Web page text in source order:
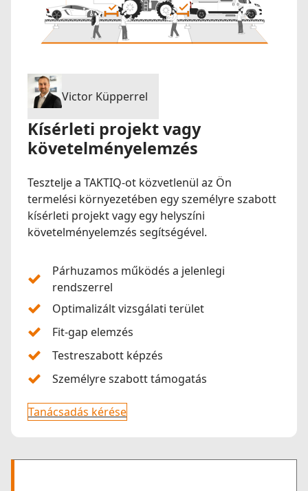
Victor Küpperrel
Kísérleti projekt vagy
követelményelemzés
Tesztelje a TAKTIQ-ot közvetlenül az Ön
termelési környezetében egy személyre szabott
kísérleti projekt vagy egy helyszíni
követelményelemzés segítségével.
Párhuzamos működés a jelenlegi
rendszerrel
Optimalizált vizsgálati terület
Fit-gap elemzés
Testreszabott képzés
Személyre szabott támogatás
Tanácsadás kérése